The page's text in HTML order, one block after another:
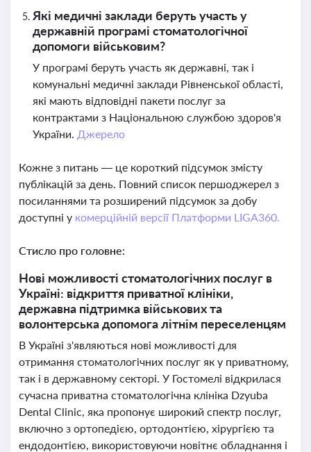
Які медичні заклади беруть участь у
державній програмі стоматологічної
допомоги військовим?
У програмі беруть участь як державні, так і
комунальні медичні заклади Рівненської області,
які мають відповідні пакети послуг за
контрактами з Національною службою здоров'я
України. Джерело
Кожне з питань — це короткий підсумок змісту
публікацій за день. Повний список першоджерел з
посиланнями та розширений підсумок за добу
доступні у комерційній версії Платформи LIGA360.
Стисло про головне:
Нові можливості стоматологічних послуг в
Україні: відкриття приватної клініки,
державна підтримка військових та
волонтерська допомога літнім переселенцям
В Україні з'являються нові можливості для
отримання стоматологічних послуг як у приватному,
так і в державному секторі. У Гостомелі відкрилася
сучасна приватна стоматологічна клініка Dzyuba
Dental Clinic, яка пропонує широкий спектр послуг,
включно з ортопедією, ортодонтією, хірургією та
ендодонтією, використовуючи новітнє обладнання і